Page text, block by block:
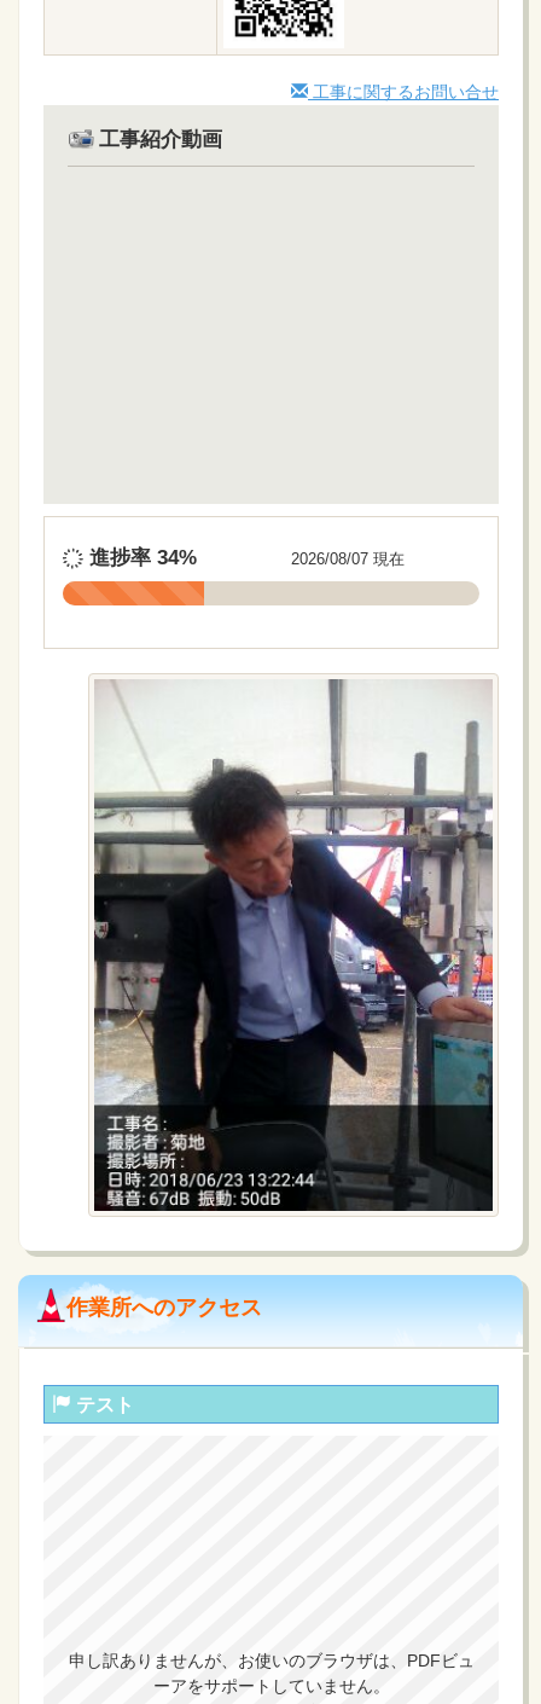
工事に関するお問い合せ
工事紹介動画
進捗率 34% 2026/08/07 現在
作業所へのアクセス
テスト
申し訳ありませんが、お使いのブラウザは、PDFビュ
ーアをサポートしていません。